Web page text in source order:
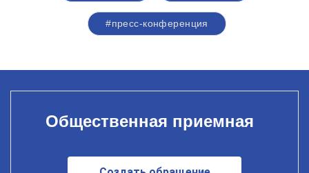
#пресс-конференция
Общественная приемная